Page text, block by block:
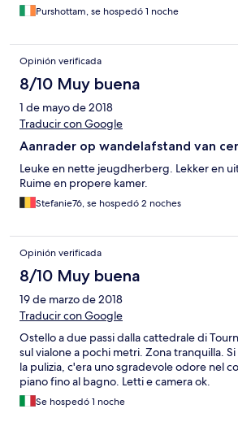
Purshottam, se hospedó 1 noche
Opinión verificada
8/10 Muy buena
1 de mayo de 2018
Traducir con Google
Aanrader op wandelafstand van
Leuke en nette jeugdherberg. Lekker en
Ruime en propere kamer.
Stefanie76, se hospedó 2 noches
Opinión verificada
8/10 Muy buena
19 de marzo de 2018
Traducir con Google
Ostello a due passi dalla cattedrale di
sul vialone a pochi metri. Zona tranquilla.
la pulizia, c'era uno sgradevole odore nel
piano fino al bagno. Letti e camera ok.
Se hospedó 1 noche